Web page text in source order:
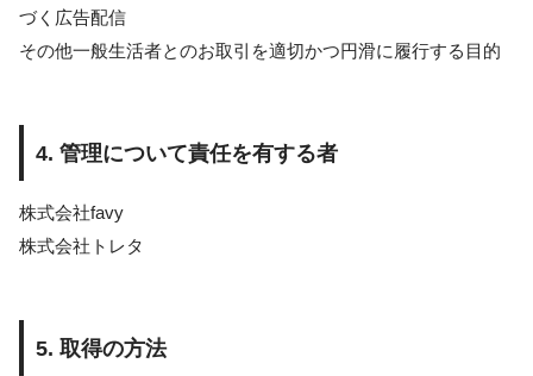
づく広告配信
その他一般生活者とのお取引を適切かつ円滑に履行する目的
4. 管理について責任を有する者
株式会社favy
株式会社トレタ
5. 取得の方法